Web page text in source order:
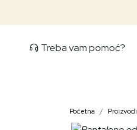
Treba vam pomoć?
Početna Proizvodi